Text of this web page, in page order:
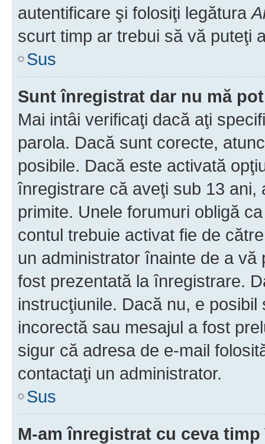
autentificare şi folosiţi legătura
scurt timp ar trebui să vă puteţi
Sus
Sunt înregistrat dar nu mă
Mai intâi verificaţi dacă aţi
parola. Dacă sunt corecte,
posibile. Dacă este activată
înregistrare că aveţi sub 13
primite. Unele forumuri obligă
contul trebuie activat fie de
un administrator înainte de a
fost prezentată la înregistrare.
instrucţiunile. Dacă nu, e
incorectă sau mesajul a fost
sigur că adresa de e-mail
contactaţi un administrator.
Sus
M-am înregistrat cu ceva